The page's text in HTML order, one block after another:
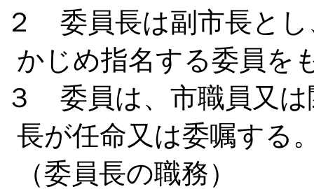
２ 委員長は副市長とし
かじめ指名する委員を
３ 委員は、市職員又は
長が任命又は委嘱する
（委員長の職務）